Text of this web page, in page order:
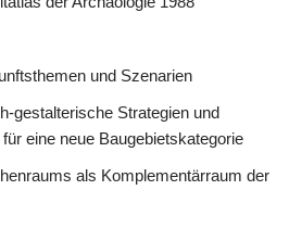
und Szenarien
gestalterische Strategien und
eine neue Baugebietskategorie
als Komplementärraum der